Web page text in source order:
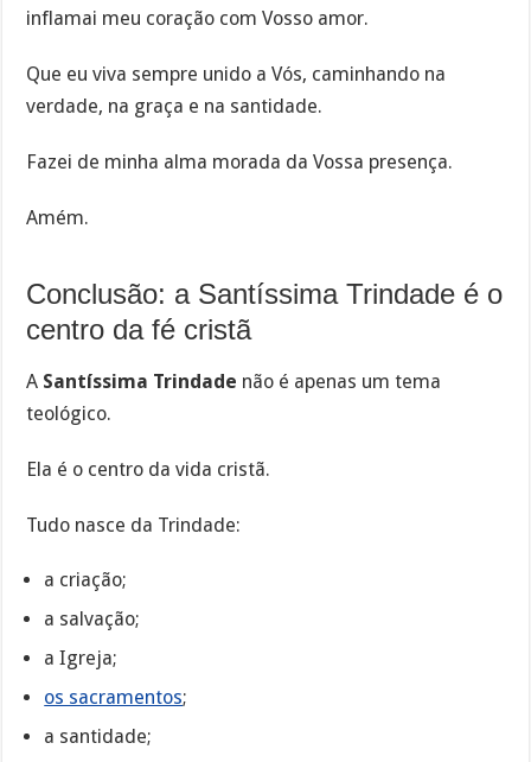
inflamai meu coração com Vosso amor.
Que eu viva sempre unido a Vós, caminhando na
verdade, na graça e na santidade.
Fazei de minha alma morada da Vossa presença.
Amém.
Conclusão: a Santíssima Trindade é o
centro da fé cristã
A Santíssima Trindade não é apenas um tema
teológico.
Ela é o centro da vida cristã.
Tudo nasce da Trindade:
a criação;
a salvação;
a Igreja;
os sacramentos;
a santidade;